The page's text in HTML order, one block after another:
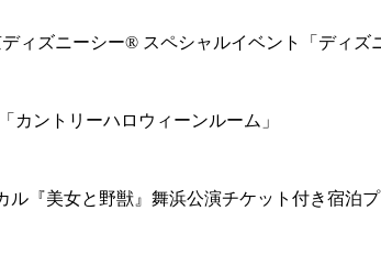
ィズニーシー® スペシャルイベント「ディ
カントリーハロウィーンルーム」
ル『美女と野獣』舞浜公演チケット付き宿泊